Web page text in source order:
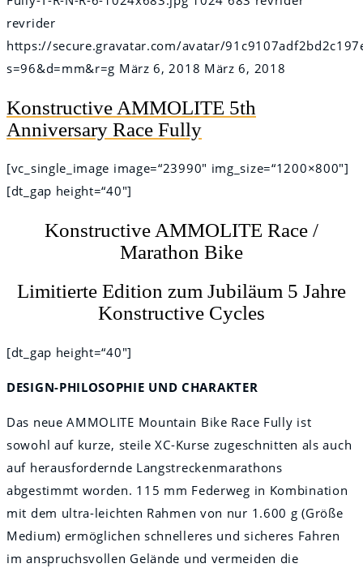
revrider
https://secure.gravatar.com/avatar/
s=96&d=mm&r=g März 6, 2018 März 6, 2018
Konstructive AMMOLITE 5th
Anniversary Race Fully
[vc_single_image image=“23990″ img_size=“1200×800″]
[dt_gap height=“40″]
Konstructive AMMOLITE Race /
Marathon Bike
Limitierte Edition zum Jubiläum 5 Jahre
Konstructive Cycles
[dt_gap height=“40″]
DESIGN-PHILOSOPHIE UND CHARAKTER
Das neue AMMOLITE Mountain Bike Race Fully ist
sowohl auf kurze, steile XC-Kurse zugeschnitten als auch
auf herausfordernde Langstreckenmarathons
abgestimmt worden. 115 mm Federweg in Kombination
mit dem ultra-leichten Rahmen von nur 1.600 g (Größe
Medium) ermöglichen schnelleres und sicheres Fahren
im anspruchsvollen Gelände und vermeiden die